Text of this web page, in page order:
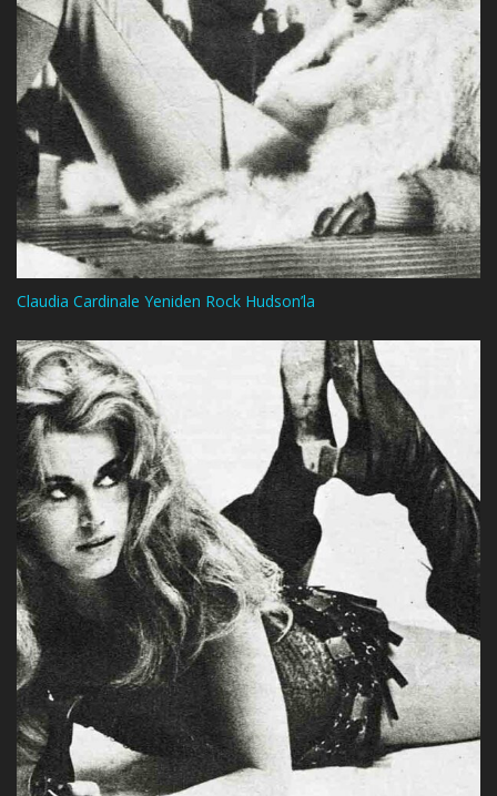
Claudia Cardinale Yeniden Rock Hudson’la